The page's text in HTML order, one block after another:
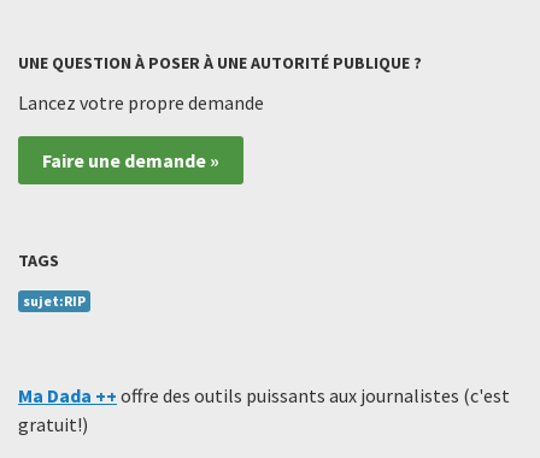
UNE QUESTION À POSER À UNE AUTORITÉ PUBLIQUE ?
Lancez votre propre demande
Faire une demande »
TAGS
sujet:RIP
Ma Dada ++ offre des outils puissants aux journalistes (c'est
gratuit!)